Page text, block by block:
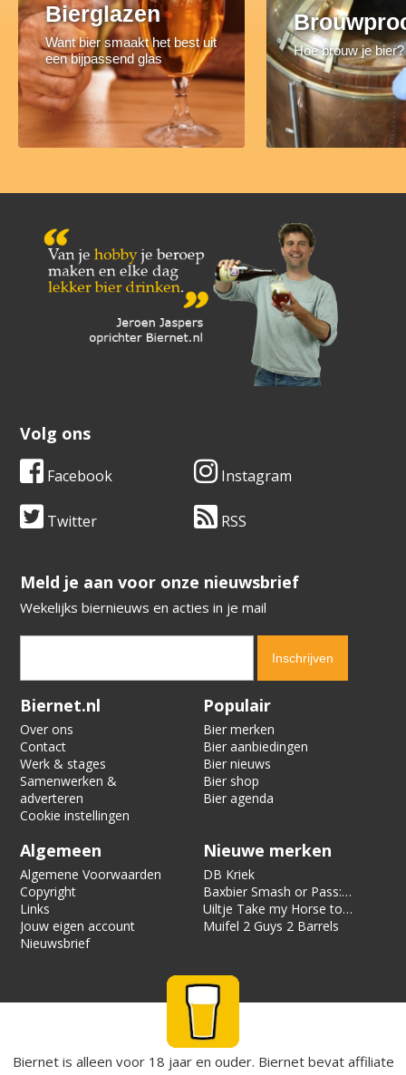
Bierglazen
Want bier smaakt het best uit
een bijpassend glas
Hoe brouw je bier?
Volg ons
Facebook Instagram
Twitter RSS
​​​​​​​Meld je aan voor onze nieuwsbrief
Wekelijks biernieuws en acties in je mail
Verification code:
Biernet.nl
Over ons
Contact
Werk & stages
Samenwerken &
adverteren
Cookie instellingen
Populair
Bier merken
Bier aanbiedingen
Bier nieuws
Bier shop
Bier agenda
Algemeen
Algemene Voorwaarden
Copyright
Links
Jouw eigen account
Nieuwsbrief
Nieuwe merken
DB Kriek
Baxbier Smash or Pass:
Strata
Uiltje Take my Horse to
the Hotel Room
Muifel 2 Guys 2 Barrels
Biernet is alleen voor 18 jaar en ouder. Biernet bevat affiliate